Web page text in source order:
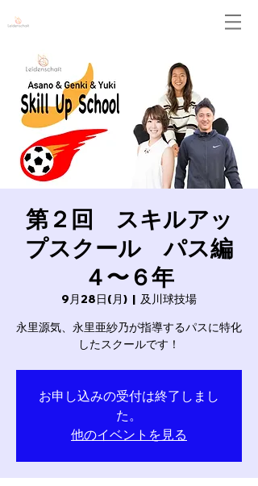
第２回 スキルアッ
プスクール パス編
４〜６年
9月28日(月)
  |
及川球技場
永里源気、永里亜紗乃が指導するパスに特化
したスクールです！
お申し込みの受付は終了しまし
た。
他のイベントを見る